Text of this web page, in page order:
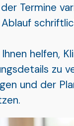
Termine
helfen,
zu
und der